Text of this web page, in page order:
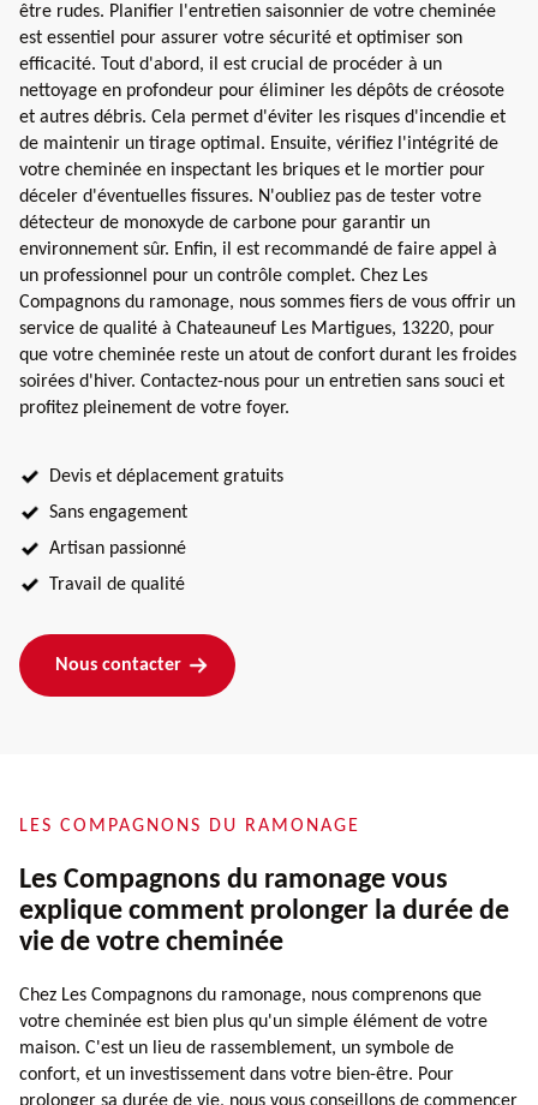
être rudes. Planifier l'entretien saisonnier de votre cheminée
est essentiel pour assurer votre sécurité et optimiser son
efficacité. Tout d'abord, il est crucial de procéder à un
nettoyage en profondeur pour éliminer les dépôts de créosote
et autres débris. Cela permet d'éviter les risques d'incendie et
de maintenir un tirage optimal. Ensuite, vérifiez l'intégrité de
votre cheminée en inspectant les briques et le mortier pour
déceler d'éventuelles fissures. N'oubliez pas de tester votre
détecteur de monoxyde de carbone pour garantir un
environnement sûr. Enfin, il est recommandé de faire appel à
un professionnel pour un contrôle complet. Chez Les
Compagnons du ramonage, nous sommes fiers de vous offrir un
service de qualité à Chateauneuf Les Martigues, 13220, pour
que votre cheminée reste un atout de confort durant les froides
soirées d'hiver. Contactez-nous pour un entretien sans souci et
profitez pleinement de votre foyer.
Devis et déplacement gratuits
Sans engagement
Artisan passionné
Travail de qualité
Nous contacter
LES COMPAGNONS DU RAMONAGE
Les Compagnons du ramonage vous
explique comment prolonger la durée de
vie de votre cheminée
Chez Les Compagnons du ramonage, nous comprenons que
votre cheminée est bien plus qu'un simple élément de votre
maison. C'est un lieu de rassemblement, un symbole de
confort, et un investissement dans votre bien-être. Pour
prolonger sa durée de vie, nous vous conseillons de commencer